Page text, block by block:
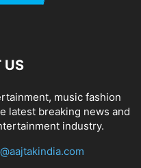
US
music fashion
latest breaking news and
industry.